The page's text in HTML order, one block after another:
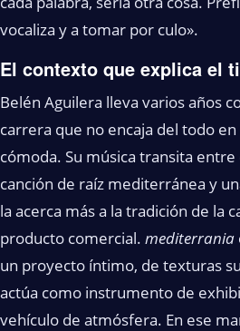
vocaliza y a tomar por culo».
El contexto que explica el
Belén Aguilera lleva varios años
carrera que no encaja del todo
cómoda. Su música transita
canción de raíz mediterránea y
la acerca más a la tradición de la
producto comercial. mediterrania
un proyecto íntimo, de texturas
actúa como instrumento de
vehículo de atmósfera. En ese